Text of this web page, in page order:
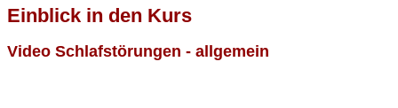
Einblick in den Kurs
Video Schlafstörungen - allgemein